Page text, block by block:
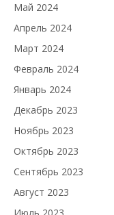
Май 2024
Апрель 2024
Март 2024
Февраль 2024
Январь 2024
Декабрь 2023
Ноябрь 2023
Октябрь 2023
Сентябрь 2023
Август 2023